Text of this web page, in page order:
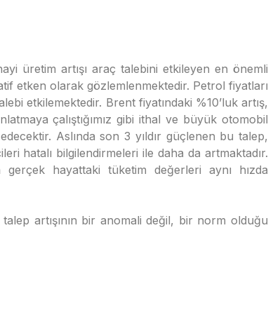
üretim artışı araç talebini etkileyen en önemli
etken olarak gözlemlenmektedir. Petrol fiyatları
etkilemektedir. Brent fiyatındaki %10’luk artış,
çalıştığımız gibi ithal ve büyük otomobil
Aslında son 3 yıldır güçlenen bu talep,
hatalı bilgilendirmeleri ile daha da artmaktadır.
hayattaki tüketim değerleri aynı hızda
artışının bir anomali değil, bir norm olduğu